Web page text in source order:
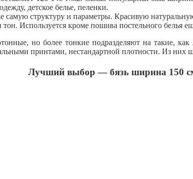
детское белье, пеленки.
структуру и параметры. Красивую
Используется кроме пошива постельного белья
но более тонкие подразделяют на такие,
принтами, нестандартной плотности. Из
Лучший выбор — бязь ширина 150